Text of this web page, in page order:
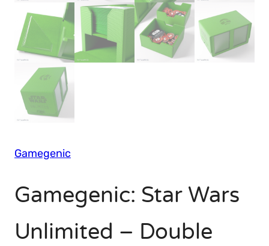
Gamegenic
Gamegenic: Star Wars
Unlimited – Double